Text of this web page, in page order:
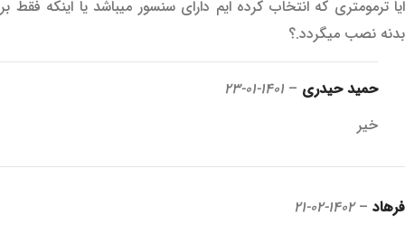
ایا ترمومتری که انتخاب کرده ایم دارای سنسور میباشد یا اینکه فقط بر
بدنه نصب میگردد.؟
حمید حیدری –
1401-01-23
خیر
فرهاد –
1402-02-21